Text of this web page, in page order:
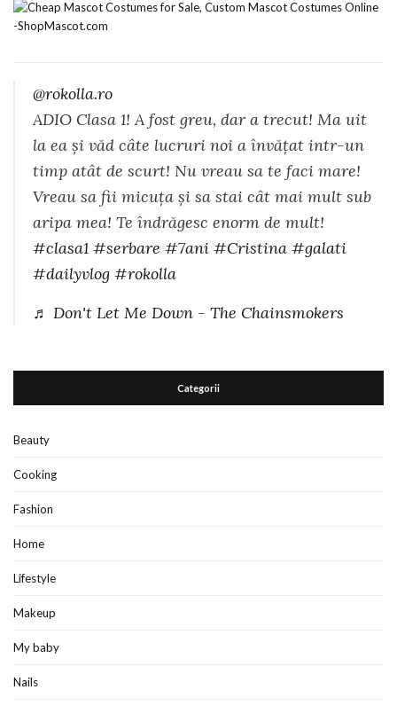
@rokolla.ro
ADIO Clasa 1! A fost greu, dar a trecut! Ma uit
la ea și văd câte lucruri noi a învățat intr-un
timp atât de scurt! Nu vreau sa te faci mare!
Vreau sa fii micuța și sa stai cât mai mult sub
aripa mea! Te îndrăgesc enorm de mult!
#clasa1 #serbare #7ani #Cristina #galati
#dailyvlog #rokolla
♬ Don't Let Me Down - The Chainsmokers
Categorii
Beauty
Cooking
Fashion
Home
Lifestyle
Makeup
My baby
Nails